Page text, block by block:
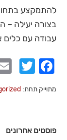
להתמקצע
בצורה יעילה –
עבודה עם כלים
מתוייק תחת:
פוסטים אחרונים